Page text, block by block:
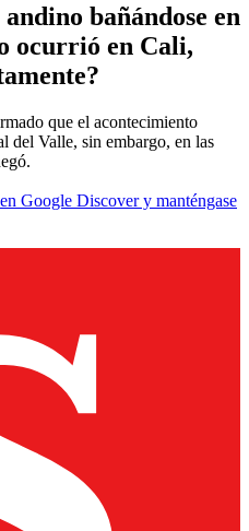
bañándose en
ocurrió en Cali,
que el acontecimiento
del Valle, sin embargo, en las
Google Discover y manténgase